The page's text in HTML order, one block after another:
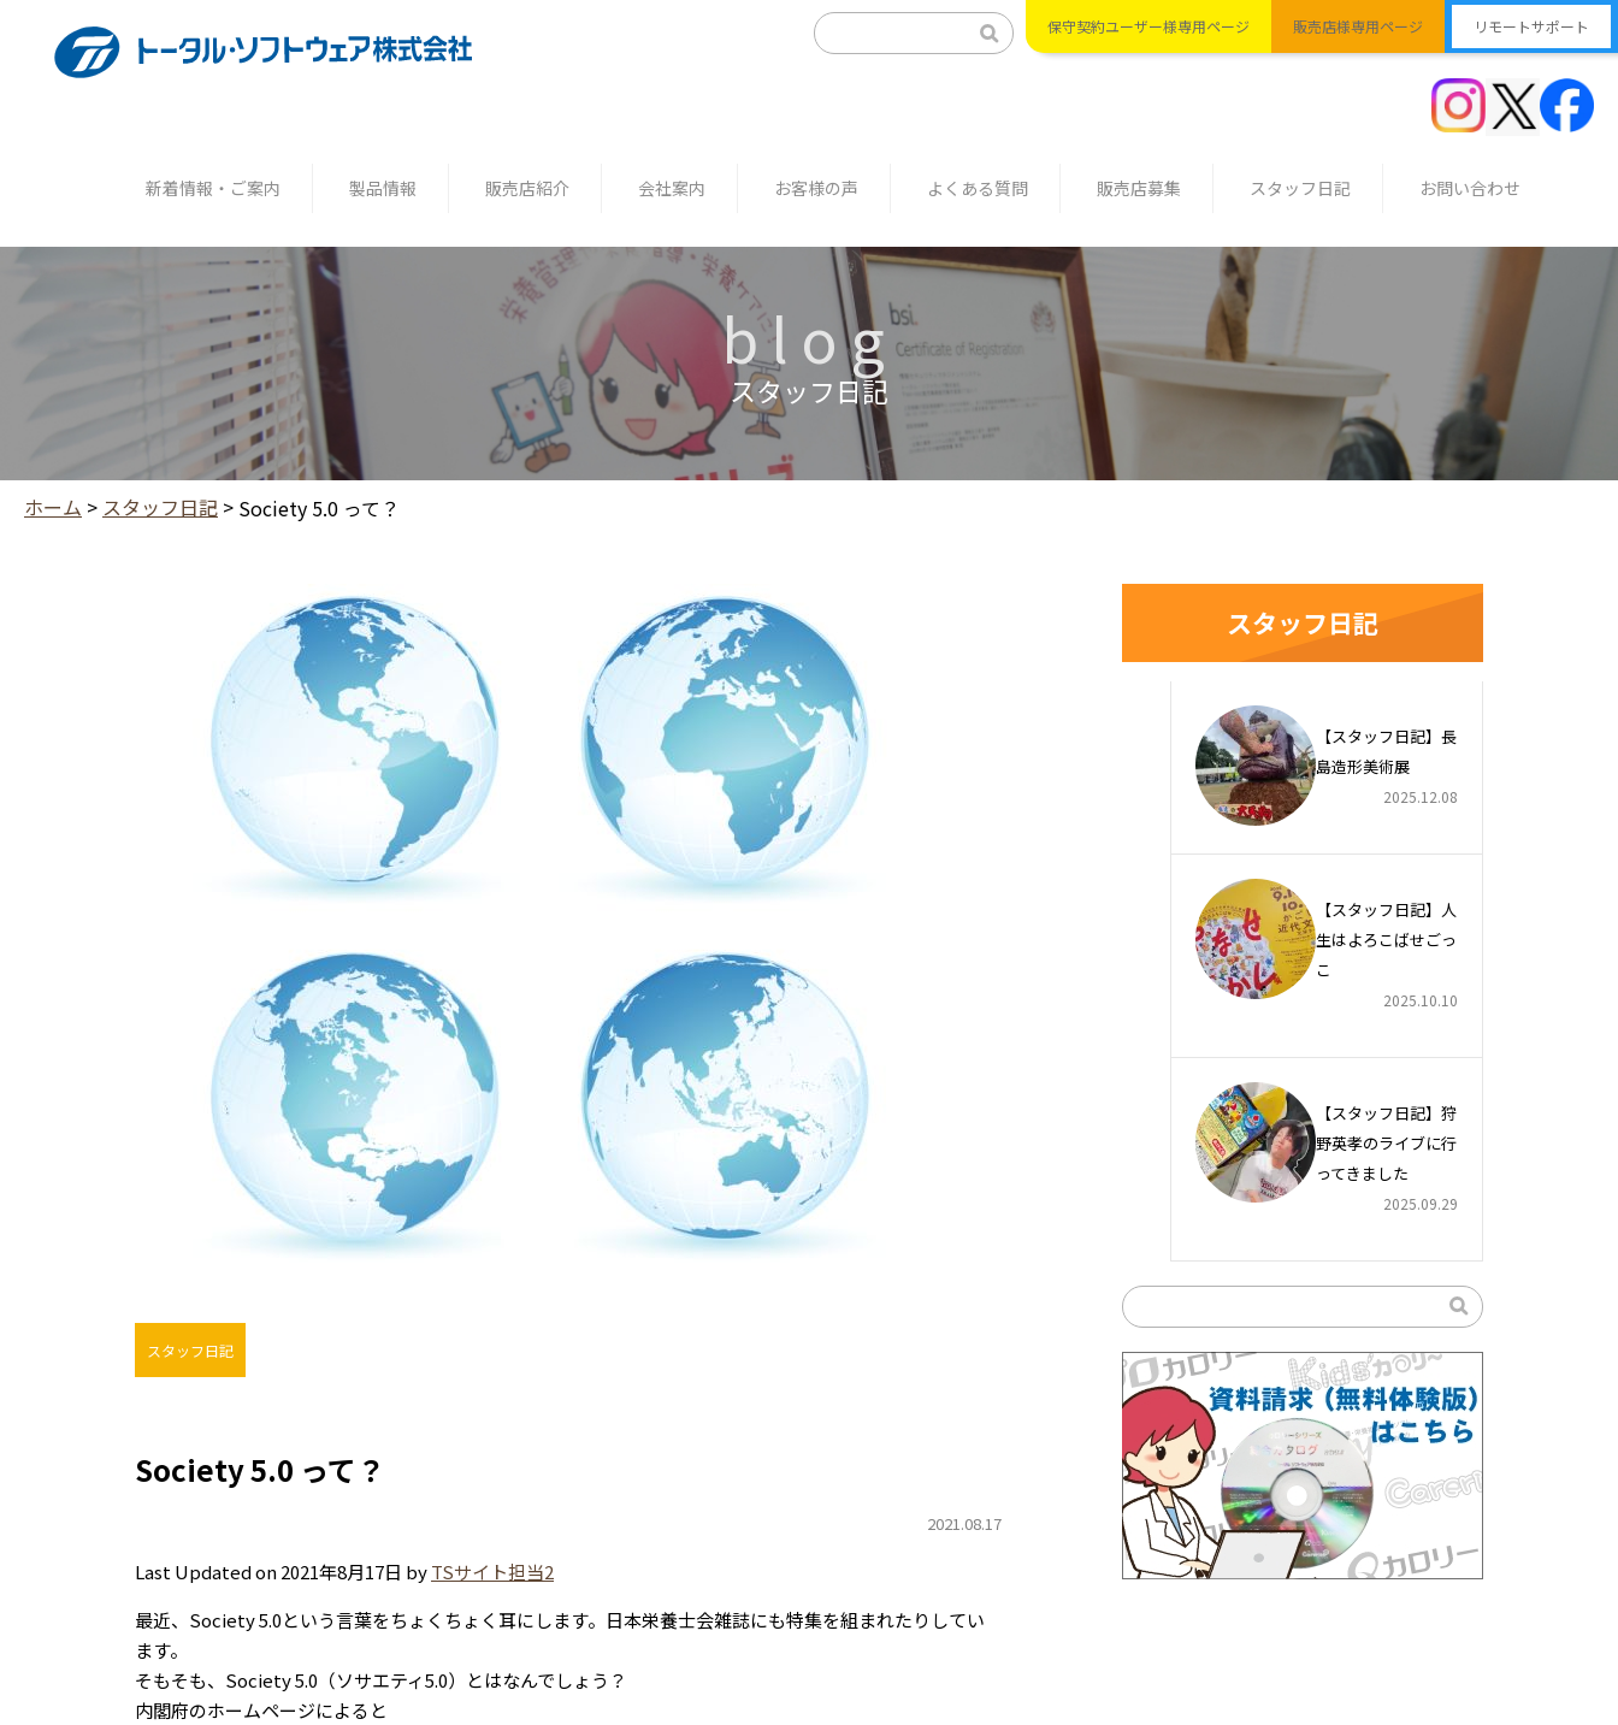
保守契約ユーザー様専用ページ 販売店様専用ページ リモートサポート
新着情報・ご案内 製品情報 販売店紹介 会社案内 お客様の声 よくある質問 販売店募集 スタッフ日記 お問い合わせ
blog
スタッフ日記
ホーム > スタッフ日記 > Society 5.0 って？
スタッフ日記
Society 5.0 って？
2021.08.17
Last Updated on 2021年8月17日 byTSサイト担当2
最近、Society 5.0という言葉をちょくちょく耳にします。日本栄養士会雑誌にも特集を組まれたりしてい
ます。
そもそも、Society 5.0（ソサエティ5.0）とはなんでしょう？
内閣府のホームページによると
スタッフ日記
【スタッフ日記】長
島造形美術展
2025.12.08
【スタッフ日記】人
生はよろこばせごっ
こ
2025.10.10
【スタッフ日記】狩
野英孝のライブに行
ってきました
2025.09.29